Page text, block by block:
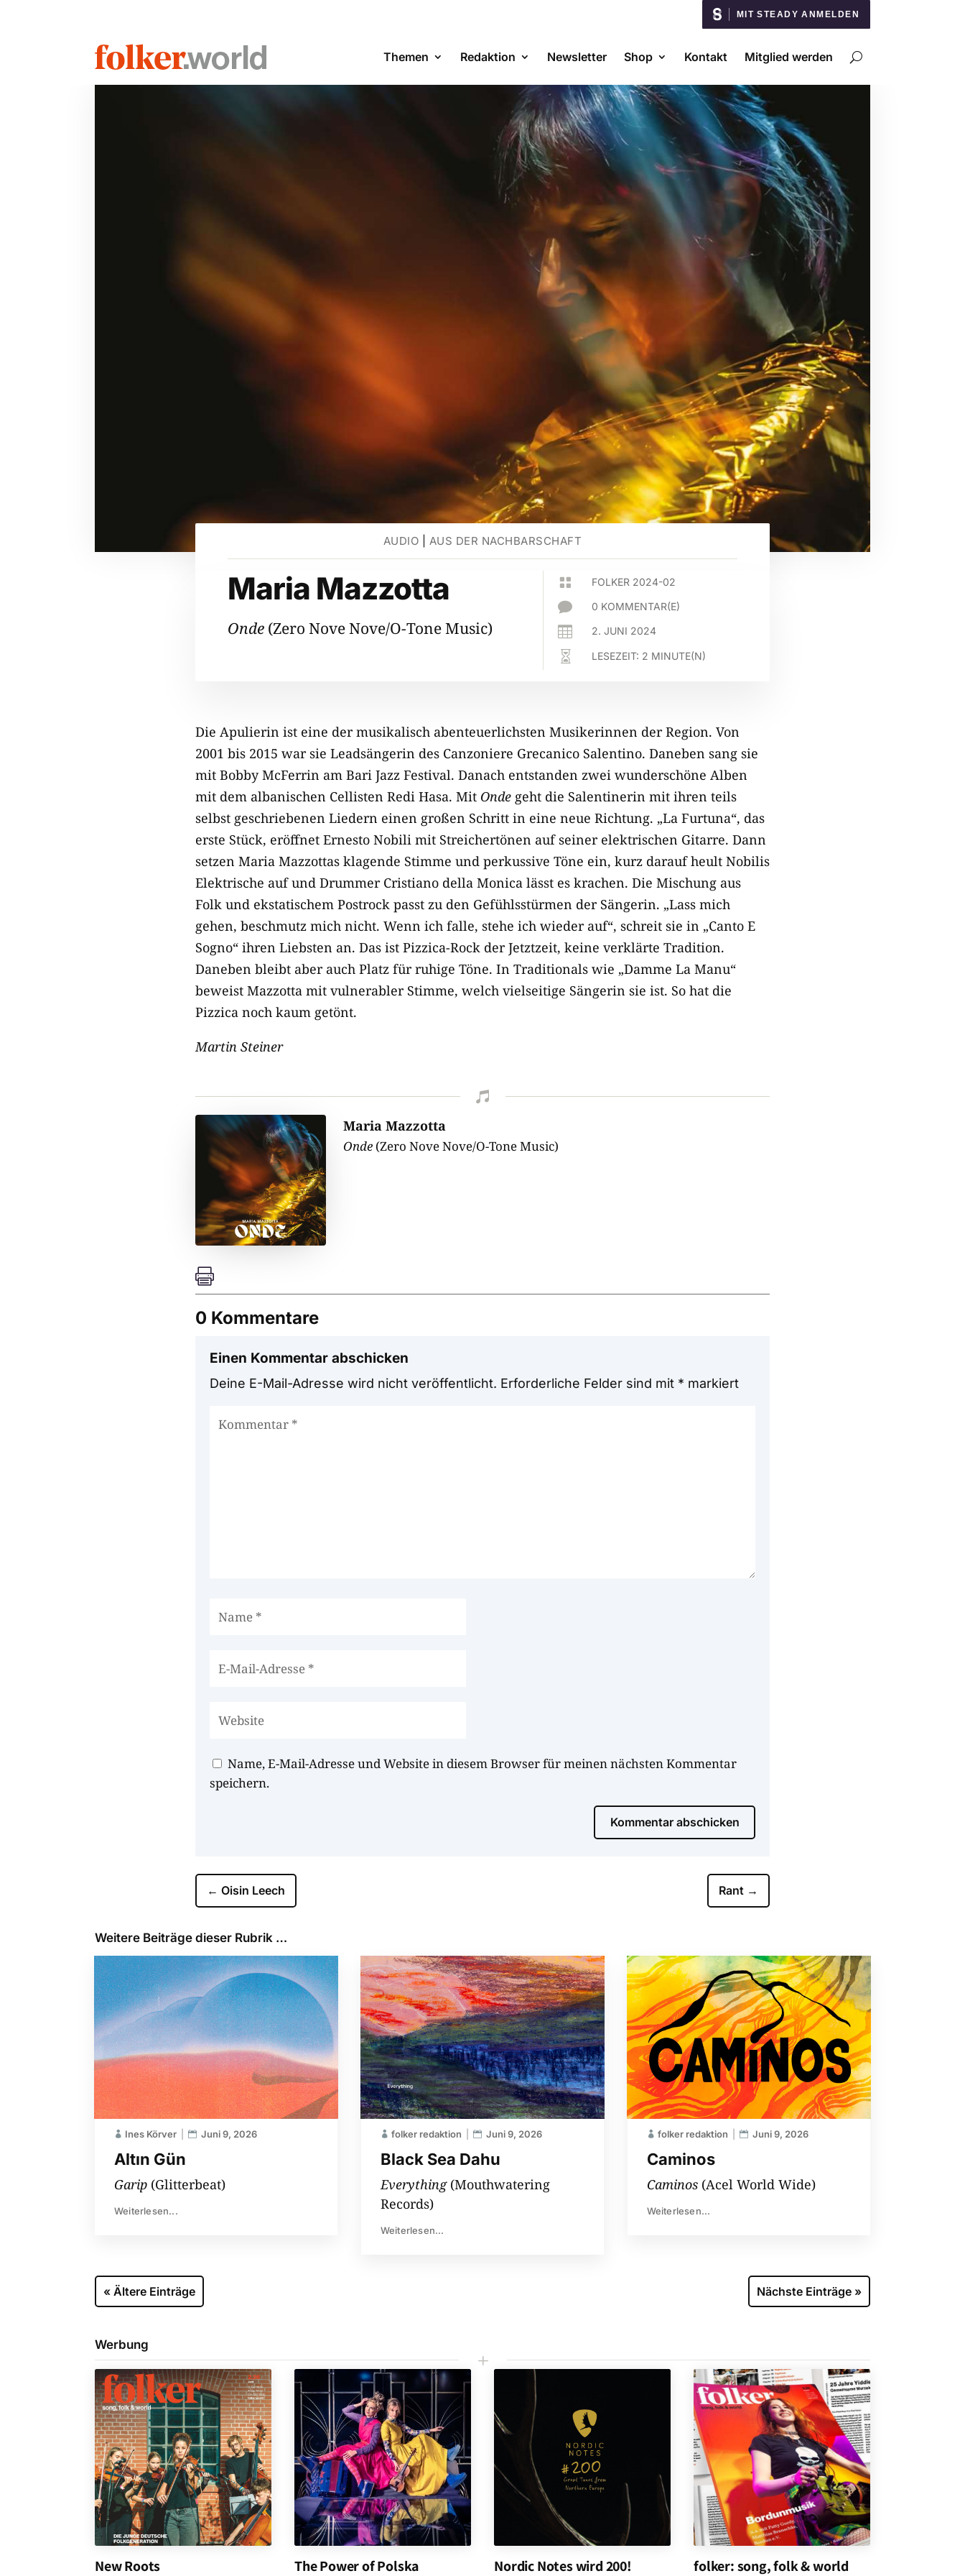
MIT STEADY ANMELDEN
Themen Redaktion Newsletter Shop Kontakt Mitglied werden
AUDIO AUS DER NACHBARSCHAFT
Maria Mazzotta
Onde (Zero Nove Nove/O-Tone Music)
 FOLKER 2024-02
 0 KOMMENTAR(E)
 2. JUNI 2024
 LESEZEIT: 2 MINUTE(N)
Die Apulierin ist eine der musikalisch abenteuerlichsten Musikerinnen der Region. Von
2001 bis 2015 war sie Leadsängerin des Canzoniere Grecanico Salentino. Daneben sang sie
mit Bobby McFerrin am Bari Jazz Festival. Danach entstanden zwei wunderschöne Alben
mit dem albanischen Cellisten Redi Hasa. Mit Onde geht die Salentinerin mit ihren teils
selbst geschriebenen Liedern einen großen Schritt in eine neue Richtung. „La Furtuna“, das
erste Stück, eröffnet Ernesto Nobili mit Streichertönen auf seiner elektrischen Gitarre. Dann
setzen Maria Mazzottas klagende Stimme und perkussive Töne ein, kurz darauf heult Nobilis
Elektrische auf und Drummer Cristiano della Monica lässt es krachen. Die Mischung aus
Folk und ekstatischem Postrock passt zu den Gefühlsstürmen der Sängerin. „Lass mich
gehen, beschmutz mich nicht. Wenn ich falle, stehe ich wieder auf“, schreit sie in „Canto E
Sogno“ ihren Liebsten an. Das ist Pizzica-Rock der Jetztzeit, keine verklärte Tradition.
Daneben bleibt aber auch Platz für ruhige Töne. In Traditionals wie „Damme La Manu“
beweist Mazzotta mit vulnerabler Stimme, welch vielseitige Sängerin sie ist. So hat die
Pizzica noch kaum getönt.
Martin Steiner

Maria Mazzotta
Onde (Zero Nove Nove/O-Tone Music)

0 Kommentare
Einen Kommentar abschicken
Deine E-Mail-Adresse wird nicht veröffentlicht. Erforderliche Felder sind mit * markiert
Name, E-Mail-Adresse und Website in diesem Browser für meinen nächsten Kommentar
speichern.
Kommentar abschicken
← Oisin Leech Rant →
Weitere Beiträge dieser Rubrik …
Altın Gün
Ines Körver Juni 9, 2026
Garip (Glitterbeat)
Weiterlesen...
Black Sea Dahu
folker redaktion Juni 9, 2026
Everything(Mouthwatering
Records)
Weiterlesen...
Caminos
folker redaktion Juni 9, 2026
Caminos(Acel World Wide)
Weiterlesen...
« Ältere Einträge Nächste Einträge »
Werbung
L
New Roots The Power of Polska Nordic Notes wird 200! folker: song, folk & world